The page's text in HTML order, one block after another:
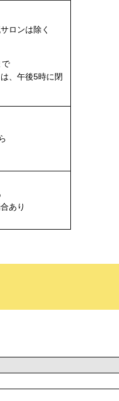
ロンは除く
で
、午後5時に閉
あり